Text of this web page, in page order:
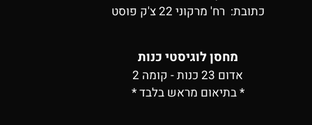
כתובת: רח' מרקוני 22 צ'ק פוסט
מחסן לוגיסטי כנות
אדום 23 כנות - קומה 2
* בתיאום מראש בלבד *